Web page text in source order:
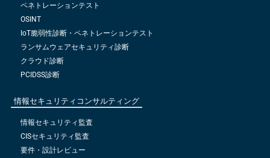
ペネトレーションテスト
OSINT
IoT脆弱性診断・ペネトレーションテスト
ランサムウェアセキュリティ診断
クラウド診断
PCIDSS診断
情報セキュリティコンサルティング
情報セキュリティ監査
CISセキュリティ監査
要件・設計レビュー